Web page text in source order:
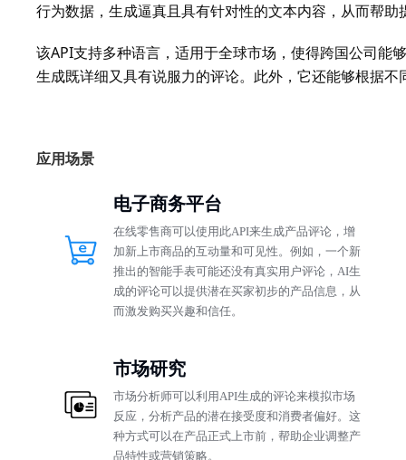
行为数据，生成逼真且具有针对性的文本内容，从而帮
该API支持多种语言，适用于全球市场，使得跨国公司能
生成既详细又具有说服力的评论。此外，它还能够根据
应用场景
电子商务平台
在线零售商可以使用此API来生成产品评论，增
加新上市商品的互动量和可见性。例如，一个新
推出的智能手表可能还没有真实用户评论，AI生
成的评论可以提供潜在买家初步的产品信息，从
而激发购买兴趣和信任。
市场研究
市场分析师可以利用API生成的评论来模拟市场
反应，分析产品的潜在接受度和消费者偏好。这
种方式可以在产品正式上市前，帮助企业调整产
品特性或营销策略。